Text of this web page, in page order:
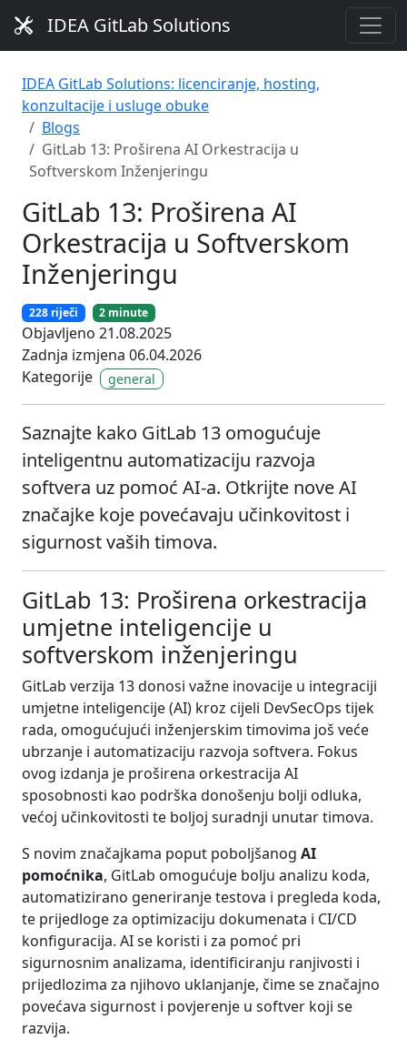
IDEA GitLab Solutions
IDEA GitLab Solutions: licenciranje, hosting,
konzultacije i usluge obuke
Blogs
GitLab 13: Proširena AI Orkestracija u
Softverskom Inženjeringu
GitLab 13: Proširena AI
Orkestracija u Softverskom
Inženjeringu
228 riječi 2 minute
Objavljeno 21.08.2025
Zadnja izmjena 06.04.2026
Kategorije
general
Saznajte kako GitLab 13 omogućuje
inteligentnu automatizaciju razvoja
softvera uz pomoć AI-a. Otkrijte nove AI
značajke koje povećavaju učinkovitost i
sigurnost vaših timova.
GitLab 13: Proširena orkestracija
umjetne inteligencije u
softverskom inženjeringu
GitLab verzija 13 donosi važne inovacije u integraciji
umjetne inteligencije (AI) kroz cijeli DevSecOps tijek
rada, omogućujući inženjerskim timovima još veće
ubrzanje i automatizaciju razvoja softvera. Fokus
ovog izdanja je proširena orkestracija AI
sposobnosti kao podrška donošenju bolji odluka,
većoj učinkovitosti te boljoj suradnji unutar timova.
S novim značajkama poput poboljšanog AI
pomoćnika, GitLab omogućuje bolju analizu koda,
automatizirano generiranje testova i pregleda koda,
te prijedloge za optimizaciju dokumenata i CI/CD
konfiguracija. AI se koristi i za pomoć pri
sigurnosnim analizama, identificiranju ranjivosti i
prijedlozima za njihovo uklanjanje, čime se značajno
povećava sigurnost i povjerenje u softver koji se
razvija.